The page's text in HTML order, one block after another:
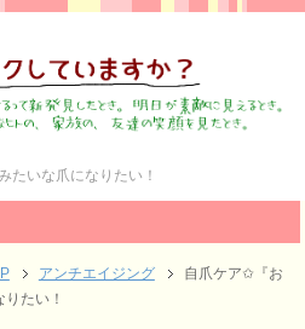
たいな爪になりたい！
アンチエイジング
自爪ケア✩『お
たい！